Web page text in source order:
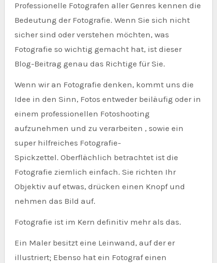
Professionelle Fotografen aller Genres kennen die
Bedeutung der Fotografie. Wenn Sie sich nicht
sicher sind oder verstehen möchten, was
Fotografie so wichtig gemacht hat, ist dieser
Blog-Beitrag genau das Richtige für Sie.
Wenn wir an Fotografie denken, kommt uns die
Idee in den Sinn, Fotos entweder beiläufig oder in
einem professionellen Fotoshooting
aufzunehmen und zu verarbeiten , sowie ein
super hilfreiches Fotografie-
Spickzettel. Oberflächlich betrachtet ist die
Fotografie ziemlich einfach. Sie richten Ihr
Objektiv auf etwas, drücken einen Knopf und
nehmen das Bild auf.
Fotografie ist im Kern definitiv mehr als das.
Ein Maler besitzt eine Leinwand, auf der er
illustriert; Ebenso hat ein Fotograf einen